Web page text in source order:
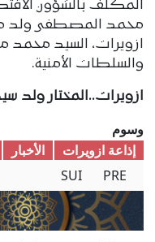
المكلف بالشؤون
محمد المصطفى ولد
ازويرات، السيد محمد
والسلطات الأمنية.
ازويرات..المختار ولد
وسوم
إذاعة ازويرات
الأخبار
PRE
SUI